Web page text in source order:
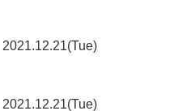
2021.12.21(Tue)
2021.12.21(Tue)